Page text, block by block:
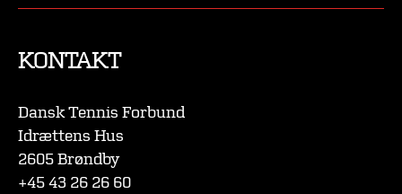
KONTAKT
Dansk Tennis Forbund
Idrættens Hus
2605 Brøndby
+45 43 26 26 60